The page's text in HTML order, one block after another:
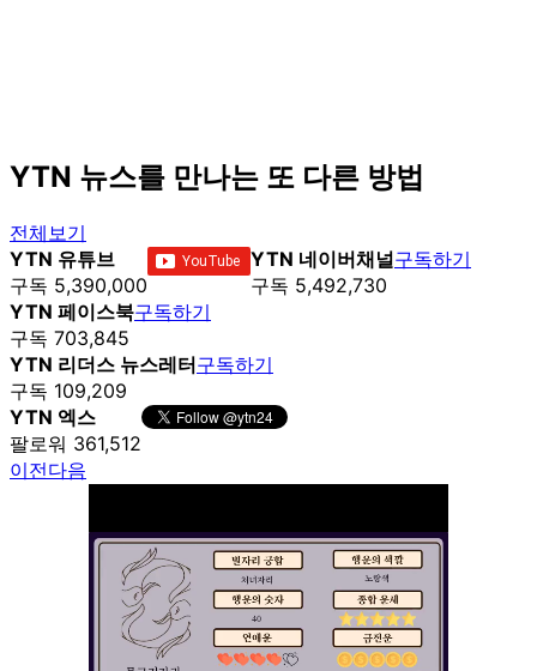
YTN 뉴스를 만나는 또 다른 방법
전체보기
YTN 유튜브
구독 5,390,000
YTN 네이버채널
구독 5,492,730
구독하기
YTN 페이스북
구독 703,845
구독하기
YTN 리더스 뉴스레터
구독 109,209
구독하기
YTN 엑스
팔로워 361,512
이전다음